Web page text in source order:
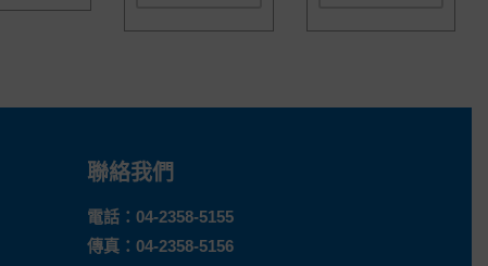
聯絡我們
電話： 04-2358-5155
傳真：04-2358-5156